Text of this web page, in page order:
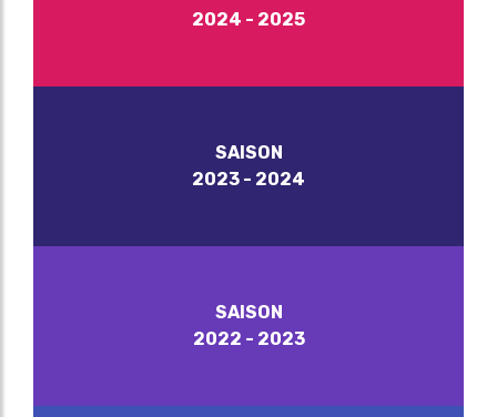
2024 - 2025
SAISON
2023 - 2024
SAISON
2022 - 2023